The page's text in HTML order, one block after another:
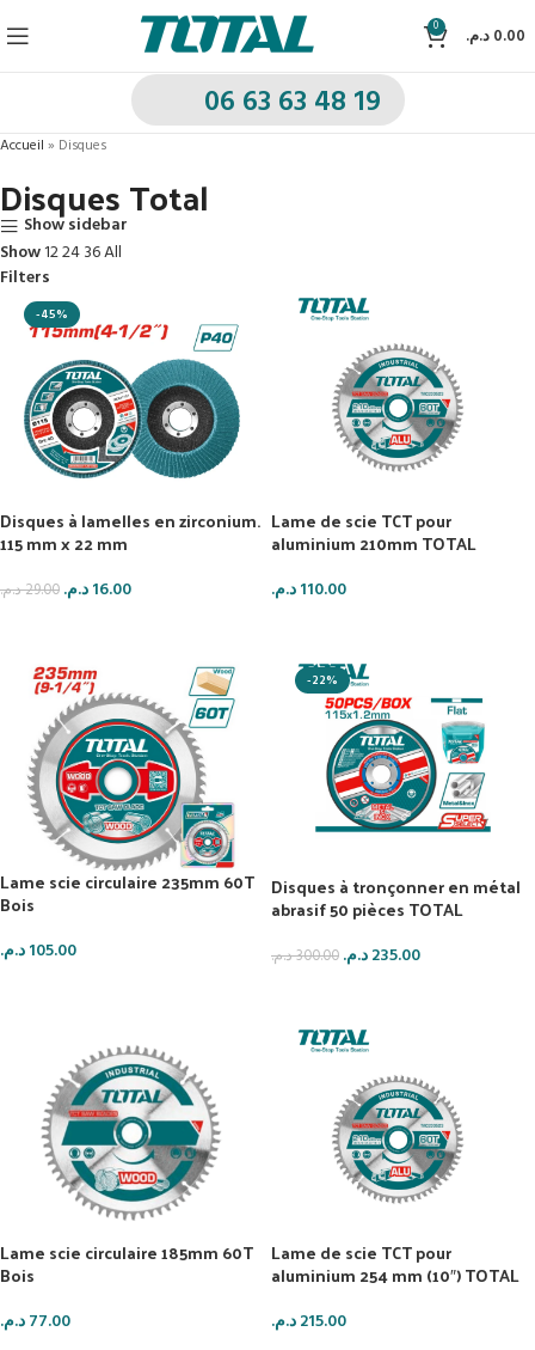
0 0.00د.م.
06 63 63 48 19
Accueil » Disques
Disques Total
Show sidebar
Show122436All
Filters
-45%
Disques à lamelles en zirconium.
115 mm x 22 mm
29.00د.م. 16.00د.م.
Lame de scie TCT pour
aluminium 210mm TOTAL
110.00د.م.
Lame scie circulaire 235mm 60T
Bois
105.00د.م.
-22%
Disques à tronçonner en métal
abrasif 50 pièces TOTAL
300.00د.م. 235.00د.م.
Lame scie circulaire 185mm 60T
Bois
77.00د.م.
Lame de scie TCT pour
aluminium 254 mm (10″) TOTAL
215.00د.م.